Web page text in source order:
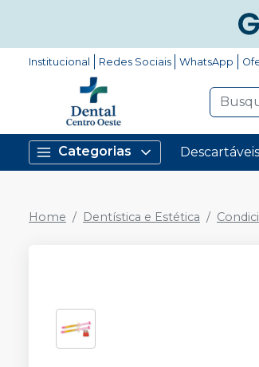
Institucional Redes Sociais WhatsApp
Categorias Descartáveis
Home Dentística e Estética